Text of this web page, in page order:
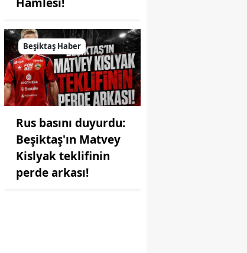
Beşiktaş Haber
Rus basını duyurdu:
Beşiktaş'ın Matvey
Kislyak teklifinin
perde arkası!